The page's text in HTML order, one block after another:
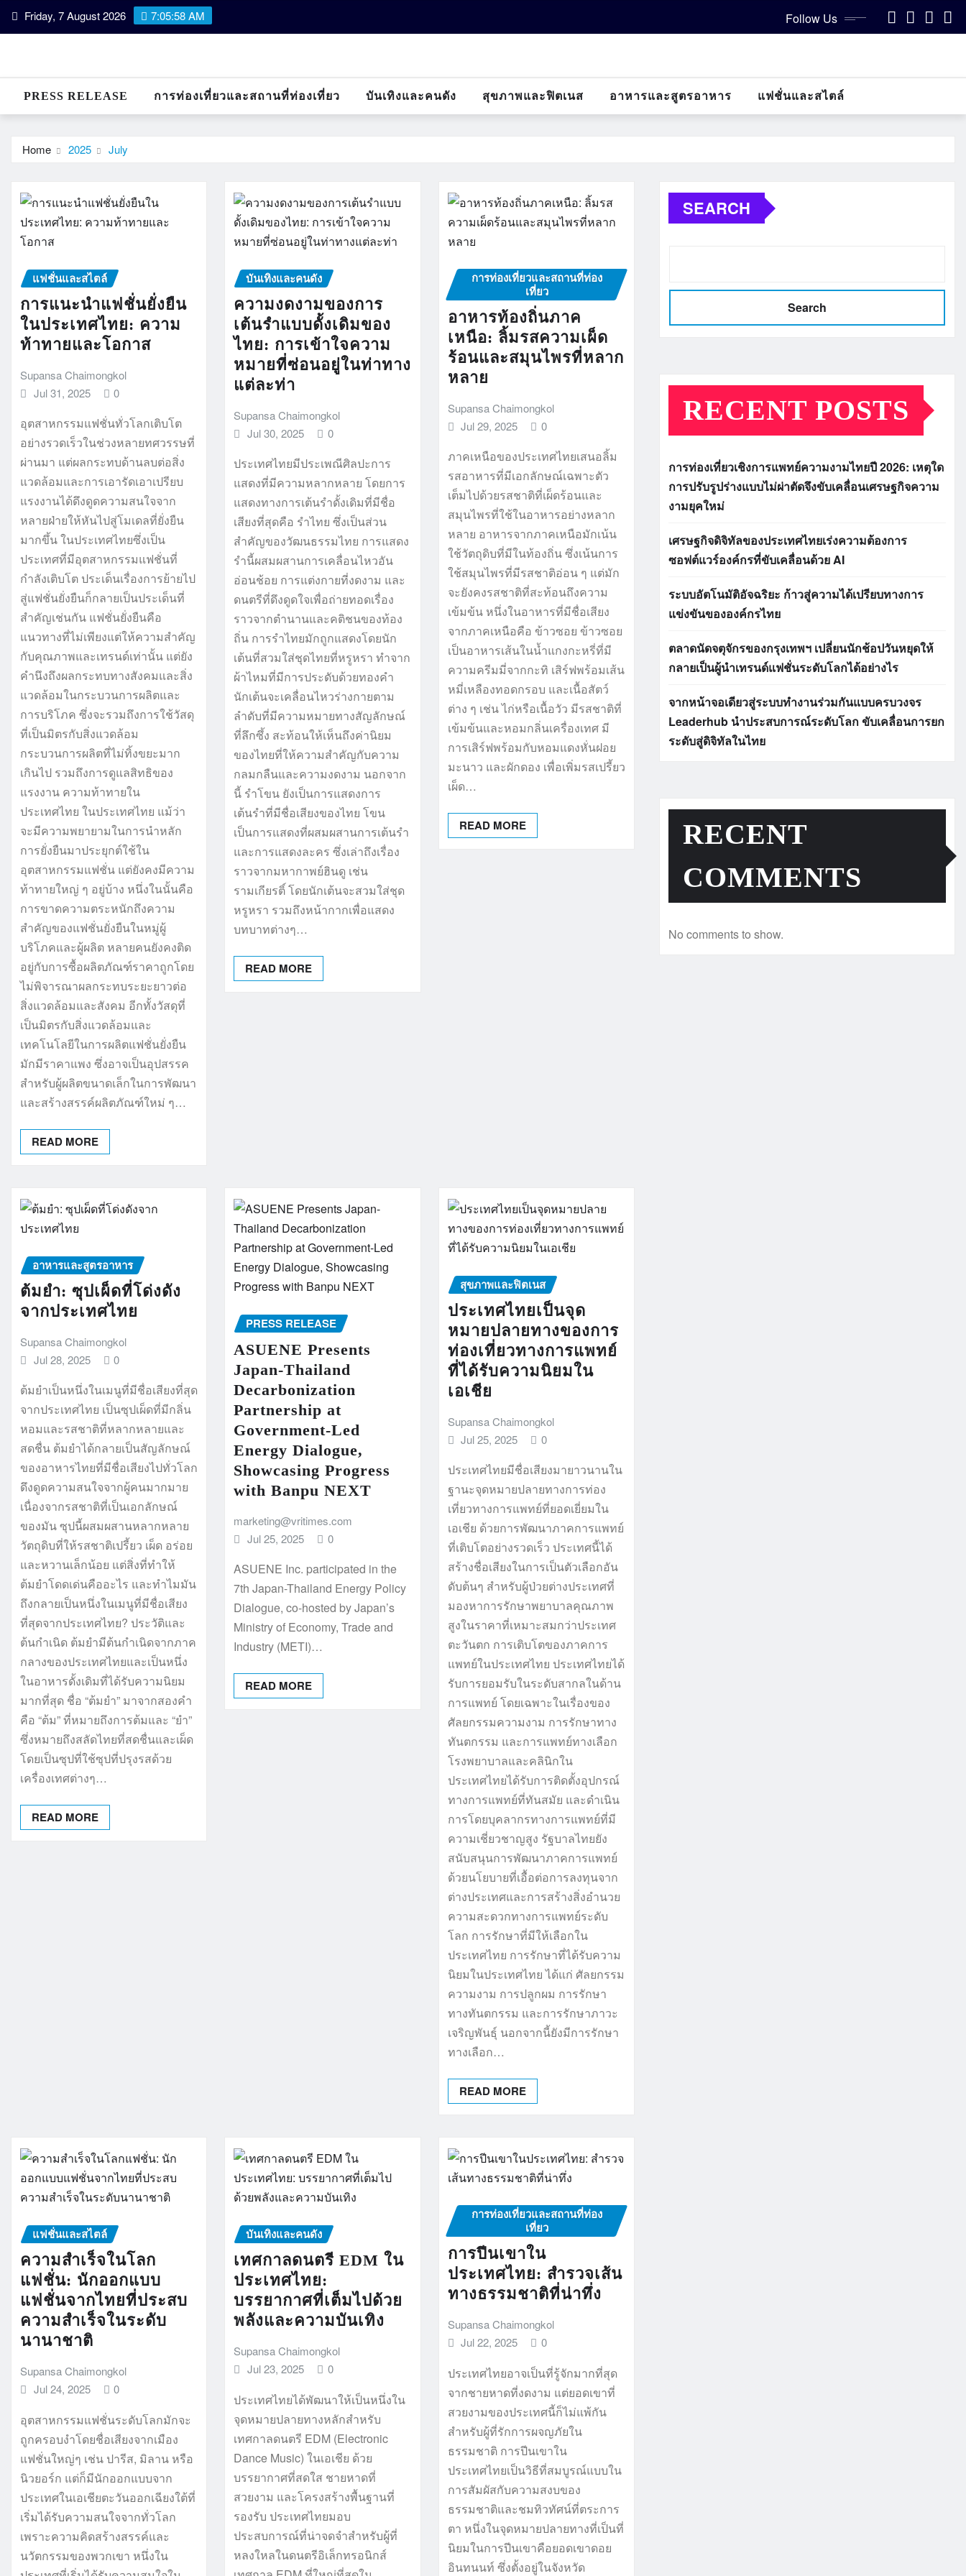
Skip Friday, 7 August 2026 7:05:58 AM Follow Us
PRESS RELEASE การท่องเที่ยวและสถานที่ท่องเที่ยว บันเทิงและคนดัง สุขภาพและฟิตเนส อาหารและสูตรอาหาร แฟชั่นและสไตล์
Home 2025 July
แฟชั่นและสไตล์
การแนะนำแฟชั่นยั่งยืน
ในประเทศไทย: ความ
ท้าทายและโอกาส
Supansa Chaimongkol
Jul 31, 2025
0
อุตสาหกรรมแฟชั่นทั่วโลกเติบโต
อย่างรวดเร็วในช่วงหลายทศวรรษที่
ผ่านมา แต่ผลกระทบด้านลบต่อสิ่ง
แวดล้อมและการเอารัดเอาเปรียบ
แรงงานได้ดึงดูดความสนใจจาก
หลายฝ่ายให้หันไปสู่โมเดลที่ยั่งยืน
มากขึ้น ในประเทศไทยซึ่งเป็น
ประเทศที่มีอุตสาหกรรมแฟชั่นที่
กำลังเติบโต ประเด็นเรื่องการย้ายไป
สู่แฟชั่นยั่งยืนก็กลายเป็นประเด็นที่
สำคัญเช่นกัน แฟชั่นยั่งยืนคือ
แนวทางที่ไม่เพียงแต่ให้ความสำคัญ
กับคุณภาพและเทรนด์เท่านั้น แต่ยัง
คำนึงถึงผลกระทบทางสังคมและสิ่ง
แวดล้อมในกระบวนการผลิตและ
การบริโภค ซึ่งจะรวมถึงการใช้วัสดุ
ที่เป็นมิตรกับสิ่งแวดล้อม
กระบวนการผลิตที่ไม่ทิ้งขยะมาก
เกินไป รวมถึงการดูแลสิทธิของ
แรงงาน ความท้าทายใน
ประเทศไทย ในประเทศไทย แม้ว่า
จะมีความพยายามในการนำหลัก
การยั่งยืนมาประยุกต์ใช้ใน
อุตสาหกรรมแฟชั่น แต่ยังคงมีความ
ท้าทายใหญ่ ๆ อยู่บ้าง หนึ่งในนั้นคือ
การขาดความตระหนักถึงความ
สำคัญของแฟชั่นยั่งยืนในหมู่ผู้
บริโภคและผู้ผลิต หลายคนยังคงติด
อยู่กับการซื้อผลิตภัณฑ์ราคาถูกโดย
ไม่พิจารณาผลกระทบระยะยาวต่อ
สิ่งแวดล้อมและสังคม อีกทั้งวัสดุที่
เป็นมิตรกับสิ่งแวดล้อมและ
เทคโนโลยีในการผลิตแฟชั่นยั่งยืน
มักมีราคาแพง ซึ่งอาจเป็นอุปสรรค
สำหรับผู้ผลิตขนาดเล็กในการพัฒนา
และสร้างสรรค์ผลิตภัณฑ์ใหม่ ๆ…
READ MORE
บันเทิงและคนดัง
ความงดงามของการ
เต้นรำแบบดั้งเดิมของ
ไทย: การเข้าใจความ
หมายที่ซ่อนอยู่ในท่าทาง
แต่ละท่า
Supansa Chaimongkol
Jul 30, 2025
0
ประเทศไทยมีประเพณีศิลปะการ
แสดงที่มีความหลากหลาย โดยการ
แสดงทางการเต้นรำดั้งเดิมที่มีชื่อ
เสียงที่สุดคือ รำไทย ซึ่งเป็นส่วน
สำคัญของวัฒนธรรมไทย การแสดง
รำนี้ผสมผสานการเคลื่อนไหวอัน
อ่อนช้อย การแต่งกายที่งดงาม และ
ดนตรีที่ดึงดูดใจเพื่อถ่ายทอดเรื่อง
ราวจากตำนานและคติชนของท้อง
ถิ่น การรำไทยมักถูกแสดงโดยนัก
เต้นที่สวมใส่ชุดไทยที่หรูหรา ทำจาก
ผ้าไหมที่มีการประดับด้วยทองคำ
นักเต้นจะเคลื่อนไหวร่างกายตาม
ลำดับที่มีความหมายทางสัญลักษณ์
ที่ลึกซึ้ง สะท้อนให้เห็นถึงค่านิยม
ของไทยที่ให้ความสำคัญกับความ
กลมกลืนและความงดงาม นอกจาก
นี้ รำโขน ยังเป็นการแสดงการ
เต้นรำที่มีชื่อเสียงของไทย โขน
เป็นการแสดงที่ผสมผสานการเต้นรำ
และการแสดงละคร ซึ่งเล่าถึงเรื่อง
ราวจากมหากาพย์ฮินดู เช่น
รามเกียรติ์ โดยนักเต้นจะสวมใส่ชุด
หรูหรา รวมถึงหน้ากากเพื่อแสดง
บทบาทต่างๆ…
READ MORE
การท่องเที่ยวและสถานที่ท่อง
เที่ยว
อาหารท้องถิ่นภาค
เหนือ: ลิ้มรสความเผ็ด
ร้อนและสมุนไพรที่หลาก
หลาย
Supansa Chaimongkol
Jul 29, 2025
0
ภาคเหนือของประเทศไทยเสนอลิ้ม
รสอาหารที่มีเอกลักษณ์เฉพาะตัว
เต็มไปด้วยรสชาติที่เผ็ดร้อนและ
สมุนไพรที่ใช้ในอาหารอย่างหลาก
หลาย อาหารจากภาคเหนือมักเน้น
ใช้วัตถุดิบที่มีในท้องถิ่น ซึ่งเน้นการ
ใช้สมุนไพรที่มีรสชาติอ่อน ๆ แต่มัก
จะยังคงรสชาติที่สะท้อนถึงความ
เข้มข้น หนึ่งในอาหารที่มีชื่อเสียง
จากภาคเหนือคือ ข้าวซอย ข้าวซอย
เป็นอาหารเส้นในน้ำแกงกะหรี่ที่มี
ความครีมมี่จากกะทิ เสิร์ฟพร้อมเส้น
หมี่เหลืองทอดกรอบ และเนื้อสัตว์
ต่าง ๆ เช่น ไก่หรือเนื้อวัว มีรสชาติที่
เข้มข้นและหอมกลิ่นเครื่องเทศ มี
การเสิร์ฟพร้อมกับหอมแดงหั่นฝอย
มะนาว และผักดอง เพื่อเพิ่มรสเปรี้ยว
เผ็ด…
READ MORE
อาหารและสูตรอาหาร
ต้มยำ: ซุปเผ็ดที่โด่งดัง
จากประเทศไทย
Supansa Chaimongkol
Jul 28, 2025
0
ต้มยำเป็นหนึ่งในเมนูที่มีชื่อเสียงที่สุด
จากประเทศไทย เป็นซุปเผ็ดที่มีกลิ่น
หอมและรสชาติที่หลากหลายและ
สดชื่น ต้มยำได้กลายเป็นสัญลักษณ์
ของอาหารไทยที่มีชื่อเสียงไปทั่วโลก
ดึงดูดความสนใจจากผู้คนมากมาย
เนื่องจากรสชาติที่เป็นเอกลักษณ์
ของมัน ซุปนี้ผสมผสานหลากหลาย
วัตถุดิบที่ให้รสชาติเปรี้ยว เผ็ด อร่อย
และหวานเล็กน้อย แต่สิ่งที่ทำให้
ต้มยำโดดเด่นคืออะไร และทำไมมัน
ถึงกลายเป็นหนึ่งในเมนูที่มีชื่อเสียง
ที่สุดจากประเทศไทย? ประวัติและ
ต้นกำเนิด ต้มยำมีต้นกำเนิดจากภาค
กลางของประเทศไทยและเป็นหนึ่ง
ในอาหารดั้งเดิมที่ได้รับความนิยม
มากที่สุด ชื่อ “ต้มยำ” มาจากสองคำ
คือ “ต้ม” ที่หมายถึงการต้มและ “ยำ”
ซึ่งหมายถึงสลัดไทยที่สดชื่นและเผ็ด
โดยเป็นซุปที่ใช้ซุปที่ปรุงรสด้วย
เครื่องเทศต่างๆ…
READ MORE
PRESS RELEASE
ASUENE Presents
Japan-Thailand
Decarbonization
Partnership at
Government-Led
Energy Dialogue,
Showcasing Progress
with Banpu NEXT
marketing@vritimes.com
Jul 25, 2025
0
ASUENE Inc. participated in the
7th Japan-Thailand Energy Policy
Dialogue, co-hosted by Japan’s
Ministry of Economy, Trade and
Industry (METI)…
READ MORE
สุขภาพและฟิตเนส
ประเทศไทยเป็นจุด
หมายปลายทางของการ
ท่องเที่ยวทางการแพทย์
ที่ได้รับความนิยมใน
เอเชีย
Supansa Chaimongkol
Jul 25, 2025
0
ประเทศไทยมีชื่อเสียงมายาวนานใน
ฐานะจุดหมายปลายทางการท่อง
เที่ยวทางการแพทย์ที่ยอดเยี่ยมใน
เอเชีย ด้วยการพัฒนาภาคการแพทย์
ที่เติบโตอย่างรวดเร็ว ประเทศนี้ได้
สร้างชื่อเสียงในการเป็นตัวเลือกอัน
ดับต้นๆ สำหรับผู้ป่วยต่างประเทศที่
มองหาการรักษาพยาบาลคุณภาพ
สูงในราคาที่เหมาะสมกว่าประเทศ
ตะวันตก การเติบโตของภาคการ
แพทย์ในประเทศไทย ประเทศไทยได้
รับการยอมรับในระดับสากลในด้าน
การแพทย์ โดยเฉพาะในเรื่องของ
ศัลยกรรมความงาม การรักษาทาง
ทันตกรรม และการแพทย์ทางเลือก
โรงพยาบาลและคลินิกใน
ประเทศไทยได้รับการติดตั้งอุปกรณ์
ทางการแพทย์ที่ทันสมัย และดำเนิน
การโดยบุคลากรทางการแพทย์ที่มี
ความเชี่ยวชาญสูง รัฐบาลไทยยัง
สนับสนุนการพัฒนาภาคการแพทย์
ด้วยนโยบายที่เอื้อต่อการลงทุนจาก
ต่างประเทศและการสร้างสิ่งอำนวย
ความสะดวกทางการแพทย์ระดับ
โลก การรักษาที่มีให้เลือกใน
ประเทศไทย การรักษาที่ได้รับความ
นิยมในประเทศไทย ได้แก่ ศัลยกรรม
ความงาม การปลูกผม การรักษา
ทางทันตกรรม และการรักษาภาวะ
เจริญพันธุ์ นอกจากนี้ยังมีการรักษา
ทางเลือก…
READ MORE
แฟชั่นและสไตล์
ความสำเร็จในโลก
แฟชั่น: นักออกแบบ
แฟชั่นจากไทยที่ประสบ
ความสำเร็จในระดับ
นานาชาติ
Supansa Chaimongkol
Jul 24, 2025
0
อุตสาหกรรมแฟชั่นระดับโลกมักจะ
ถูกครอบงำโดยชื่อเสียงจากเมือง
แฟชั่นใหญ่ๆ เช่น ปารีส, มิลาน หรือ
นิวยอร์ก แต่ก็มีนักออกแบบจาก
ประเทศในเอเชียตะวันออกเฉียงใต้ที่
เริ่มได้รับความสนใจจากทั่วโลก
เพราะความคิดสร้างสรรค์และ
นวัตกรรมของพวกเขา หนึ่งใน
บันเทิงและคนดัง
เทศกาลดนตรี EDM ใน
ประเทศไทย:
บรรยากาศที่เต็มไปด้วย
พลังและความบันเทิง
Supansa Chaimongkol
Jul 23, 2025
0
ประเทศไทยได้พัฒนาให้เป็นหนึ่งใน
จุดหมายปลายทางหลักสำหรับ
เทศกาลดนตรี EDM (Electronic
Dance Music) ในเอเชีย ด้วย
บรรยากาศที่สดใส ชายหาดที่
สวยงาม และโครงสร้างพื้นฐานที่
รองรับ ประเทศไทยมอบ
ประสบการณ์ที่น่าจดจำสำหรับผู้ที่
หลงใหลในดนตรีอิเล็กทรอนิกส์
การท่องเที่ยวและสถานที่ท่อง
เที่ยว
การปีนเขาใน
ประเทศไทย: สำรวจเส้น
ทางธรรมชาติที่น่าทึ่ง
Supansa Chaimongkol
Jul 22, 2025
0
ประเทศไทยอาจเป็นที่รู้จักมากที่สุด
จากชายหาดที่งดงาม แต่ยอดเขาที่
สวยงามของประเทศนี้ก็ไม่แพ้กัน
สำหรับผู้ที่รักการผจญภัยใน
ธรรมชาติ การปีนเขาใน
ประเทศไทยเป็นวิธีที่สมบูรณ์แบบใน
การสัมผัสกับความสงบของ
ธรรมชาติและชมทิวทัศน์ที่ตระการ
ตา หนึ่งในจุดหมายปลายทางที่เป็นที่
นิยมในการปีนเขาคือยอดเขาดอย
อินทนนท์ ซึ่งตั้งอยู่ในจังหวัด
SEARCH
Search
RECENT POSTS
การท่องเที่ยวเชิงการแพทย์ความงามไทยปี 2026: เหตุใด
การปรับรูปร่างแบบไม่ผ่าตัดจึงขับเคลื่อนเศรษฐกิจความ
งามยุคใหม่
เศรษฐกิจดิจิทัลของประเทศไทยเร่งความต้องการ
ซอฟต์แวร์องค์กรที่ขับเคลื่อนด้วย AI
ระบบอัตโนมัติอัจฉริยะ ก้าวสู่ความได้เปรียบทางการ
แข่งขันขององค์กรไทย
ตลาดนัดจตุจักรของกรุงเทพฯ เปลี่ยนนักช้อปวันหยุดให้
กลายเป็นผู้นำเทรนด์แฟชั่นระดับโลกได้อย่างไร
จากหน้าจอเดียวสู่ระบบทำงานร่วมกันแบบครบวงจร
Leaderhub นำประสบการณ์ระดับโลก ขับเคลื่อนการยก
ระดับสู่ดิจิทัลในไทย
RECENT
COMMENTS
No comments to show.